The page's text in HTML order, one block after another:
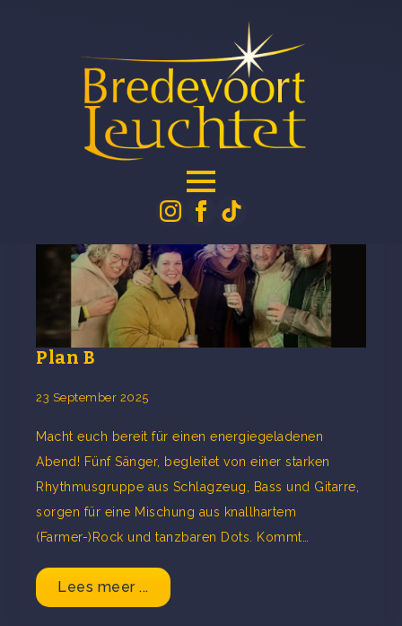
Kategorie:Aktuelles
Plan B
23 September 2025
Macht euch bereit für einen energiegeladenen
Abend! Fünf Sänger, begleitet von einer starken
Rhythmusgruppe aus Schlagzeug, Bass und Gitarre,
sorgen für eine Mischung aus knallhartem
(Farmer-)Rock und tanzbaren Dots. Kommt…
Lees meer ...